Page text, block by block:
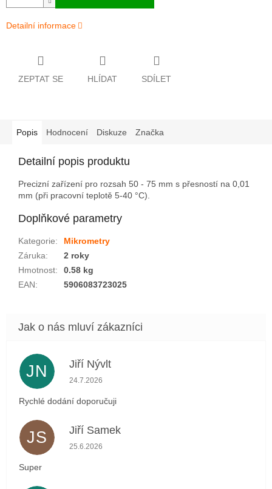
Detailní informace
ZEPTAT SE HLÍDAT SDÍLET
Popis Hodnocení Diskuze Značka
Detailní popis produktu
Precizní zařízení pro rozsah 50 - 75 mm s přesností na 0,01
mm (při pracovní teplotě 5-40 °C).
Doplňkové parametry
Kategorie:
Mikrometry
Záruka:
2 roky
Hmotnost:
0.58 kg
EAN: 5906083723025
JN Jiří Nývlt
Hodnocení obchodu je 5 z 5 hvězdiček.
24.7.2026
Rychlé dodání doporučuji
JS Jiří Samek
Hodnocení obchodu je 5 z 5 hvězdiček.
25.6.2026
Super